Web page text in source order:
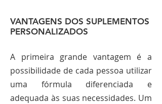
VANTAGENS DOS SUPLEMENTOS
PERSONALIZADOS
A primeira grande vantagem é a
possibilidade de cada pessoa utilizar
uma fórmula diferenciada e
adequada às suas necessidades. Um